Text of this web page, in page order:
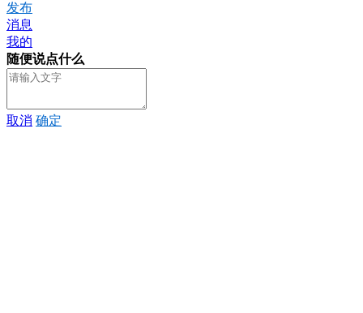
发布
消息
我的
随便说点什么
取消 确定